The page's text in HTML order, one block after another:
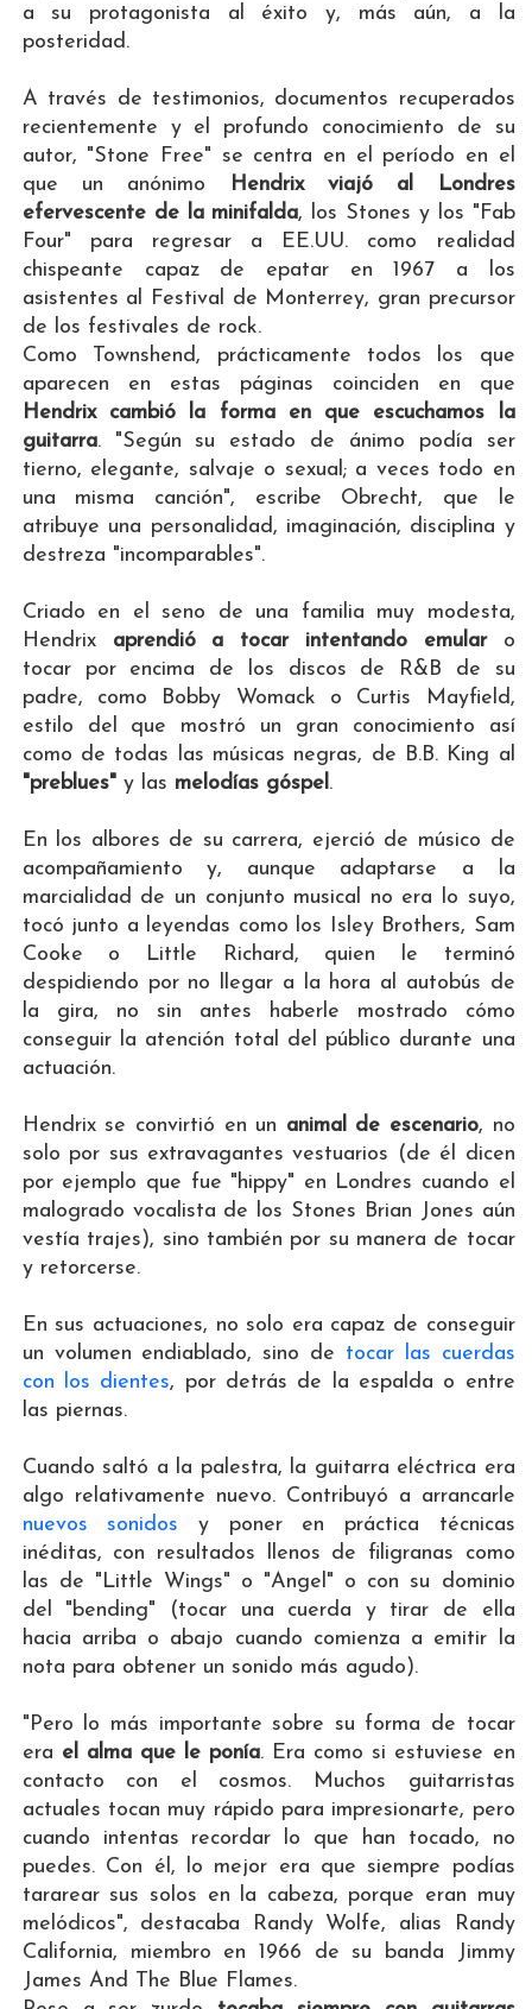
a su protagonista al éxito y, más aún, a la
posteridad.
A través de testimonios, documentos recuperados
recientemente y el profundo conocimiento de su
autor, "Stone Free" se centra en el período en el
que un anónimo
Hendrix viajó al Londres
efervescente de la minifalda, los Stones y los "Fab
Four" para regresar a EE.UU. como realidad
chispeante capaz de epatar en 1967 a los
asistentes al Festival de Monterrey, gran precursor
de los festivales de rock.
Como Townshend, prácticamente todos los que
aparecen en estas páginas coinciden en que
Hendrix cambió la forma en que escuchamos la
guitarra. "Según su estado de ánimo podía ser
tierno, elegante, salvaje o sexual; a veces todo en
una misma canción", escribe Obrecht, que le
atribuye una personalidad, imaginación, disciplina y
destreza "incomparables".
Criado en el seno de una familia muy modesta,
Hendrix aprendió a tocar intentando emularo
tocar por encima de los discos de R&B de su
padre, como Bobby Womack o Curtis Mayfield,
estilo del que mostró un gran conocimiento así
como de todas las músicas negras, de B.B. King al
"preblues"y las melodías góspel .
En los albores de su carrera, ejerció de músico de
acompañamiento y, aunque adaptarse a la
marcialidad de un conjunto musical no era lo suyo,
tocó junto a leyendas como los Isley Brothers, Sam
Cooke o Little Richard, quien le terminó
despidiendo por no llegar a la hora al autobús de
la gira, no sin antes haberle mostrado cómo
conseguir la atención total del público durante una
actuación.
Hendrix se convirtió en un animal de escenario, no
solo por sus extravagantes vestuarios (de él dicen
por ejemplo que fue "hippy" en Londres cuando el
malogrado vocalista de los Stones Brian Jones aún
vestía trajes), sino también por su manera de tocar
y retorcerse.
En sus actuaciones, no solo era capaz de conseguir
un volumen endiablado, sino de tocar las cuerdas
con los dientes, por detrás de la espalda o entre
las piernas.
Cuando saltó a la palestra, la guitarra eléctrica era
algo relativamente nuevo. Contribuyó a arrancarle
nuevos sonidos y poner en práctica técnicas
inéditas, con resultados llenos de filigranas como
las de "Little Wings" o "Angel" o con su dominio
del "bending" (tocar una cuerda y tirar de ella
hacia arriba o abajo cuando comienza a emitir la
nota para obtener un sonido más agudo).
"Pero lo más importante sobre su forma de tocar
era el alma que le ponía. Era como si estuviese en
contacto con el cosmos. Muchos guitarristas
actuales tocan muy rápido para impresionarte, pero
cuando intentas recordar lo que han tocado, no
puedes. Con él, lo mejor era que siempre podías
tararear sus solos en la cabeza, porque eran muy
melódicos", destacaba Randy Wolfe, alias Randy
California, miembro en 1966 de su banda Jimmy
James And The Blue Flames.